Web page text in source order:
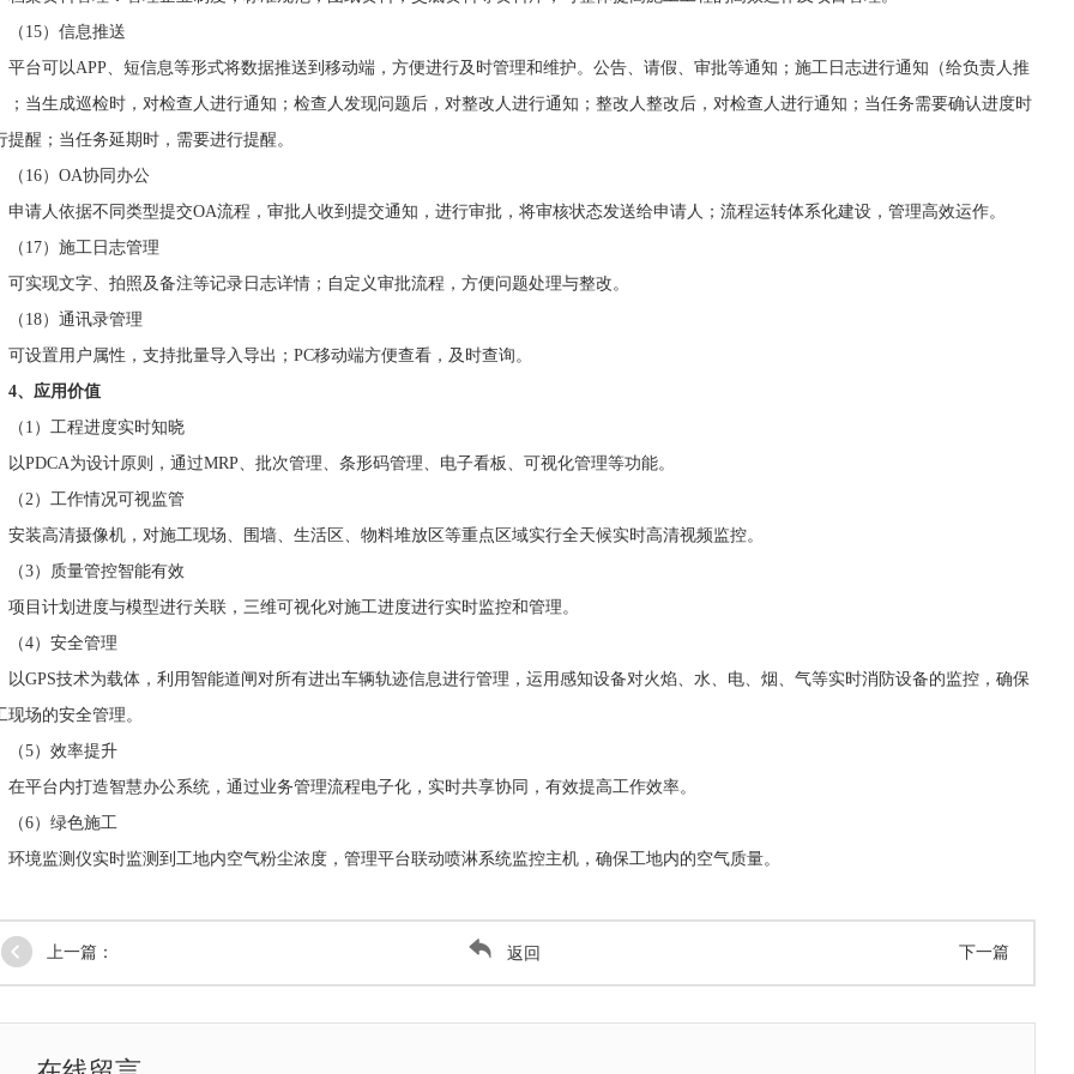
（15）信息推送
平台可以APP、短信息等形式将数据推送到移动端，方便进行及时管理和维护。公告、请假、审批等通知；施工日志进行通知（给负责人推
；当生成巡检时，对检查人进行通知；检查人发现问题后，对整改人进行通知；整改人整改后，对检查人进行通知；当任务需要确认进度时
提醒；当任务延期时，需要进行提醒。
（16）OA协同办公
申请人依据不同类型提交OA流程，审批人收到提交通知，进行审批，将审核状态发送给申请人；流程运转体系化建设，管理高效运作。
（17）施工日志管理
可实现文字、拍照及备注等记录日志详情；自定义审批流程，方便问题处理与整改。
（18）通讯录管理
可设置用户属性，支持批量导入导出；PC移动端方便查看，及时查询。
4、应用价值
（1）工程进度实时知晓
以PDCA为设计原则，通过MRP、批次管理、条形码管理、电子看板、可视化管理等功能。
（2）工作情况可视监管
安装高清摄像机，对施工现场、围墙、生活区、物料堆放区等重点区域实行全天候实时高清视频监控。
（3）质量管控智能有效
项目计划进度与模型进行关联，三维可视化对施工进度进行实时监控和管理。
（4）安全管理
以GPS技术为载体， 利用智能道闸对所有进出车辆轨迹信息进行管理，运用感知设备对火焰、水、电、烟、气等实时消防设备的监控，确保
现场的安全管理。
（5）效率提升
在平台内打造智慧办公系统，通过业务管理流程电子化，实时共享协同，有效提高工作效率。
（6）绿色施工
环境监测仪实时监测到工地内空气粉尘浓度，管理平台联动喷淋系统监控主机，确保工地内的空气质量。
上一篇： 返回 下一篇